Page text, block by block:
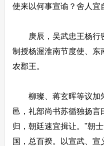
使来以何事宣谕？舍人宜
庚辰，吴武忠王杨行
制授杨渥淮南节度使、东
农郡王。
柳璨、蒋玄晖等议加
邑，礼部尚书苏循独扬
归，朝廷速宜揖让。"朝
国，总百揆。以宣武、